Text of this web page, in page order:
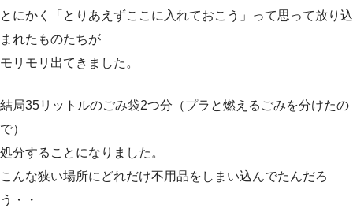
とにかく「とりあえずここに入れておこう」って思って放り込
まれたものたちが
モリモリ出てきました。
結局35リットルのごみ袋2つ分（プラと燃えるごみを分けたの
で）
処分することになりました。
こんな狭い場所にどれだけ不用品をしまい込んでたんだろ
う・・